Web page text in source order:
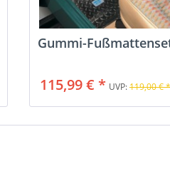
Gummi-
115,99 € * UVP:119,00 € *